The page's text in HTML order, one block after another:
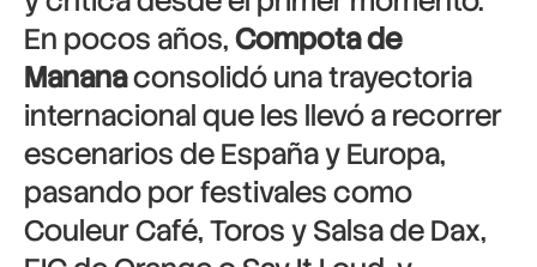
En pocos años,Compota de
Mananaconsolidó una trayectoria
internacional que les llevó a recorrer
escenarios de España y Europa,
pasando por festivales como
Couleur Café, Toros y Salsa de Dax,